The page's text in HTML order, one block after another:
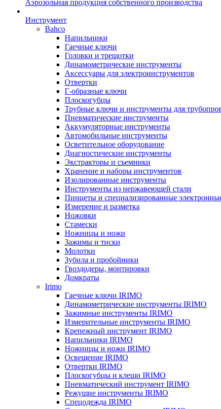
Аэрозольная продукция собственного производства
Инструмент
Bahco
Напильники
Гаечные ключи
Головки и трещотки
Динамометрические инструменты
Аксессуары для электроинструментов
Отвертки
Г-образные ключи
Плоскогубцы
Трубные ключи и инструменты для
Пневматические инструменты
Аккумуляторные инструменты
Автомобильные инструменты
Осветительное оборудование
Диагностические инструменты
Экстракторы и съемники
Хранение и наборы инструментов
Изолированные инструменты
Инструменты из нержавеющей стали
Пинцеты и специализированные
Измерение и разметка
Ножовки
Стамески
Ножницы и ножи
Зажимы и тиски
Молотки
Зубила и пробойники
Гвоздодеры, монтировки
Домкраты
Irimo
Гаечные ключи IRIMO
Динамометрические инструменты IRIMO
Зажимные инструменты IRIMO
Измерительные инструменты IRIMO
Крепежный инструмент IRIMO
Напильники IRIMO
Ножницы и ножи IRIMO
Освещение IRIMO
Отвертки IRIMO
Плоскогубцы и клещи IRIMO
Пневматический инструмент IRIMO
Режущие инструменты IRIMO
Спецодежда IRIMO